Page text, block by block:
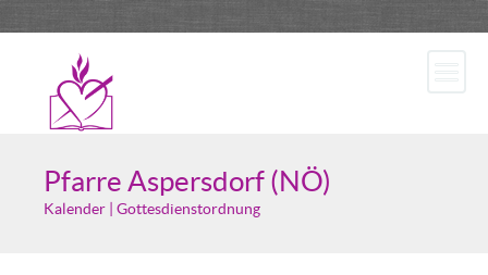
Pfarre Aspersdorf (NÖ)
Kalender | Gottesdienstordnung